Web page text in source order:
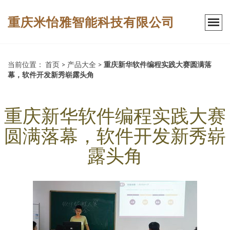
重庆米怡雅智能科技有限公司
当前位置： 首页 > 产品大全 > 重庆新华软件编程实践大赛圆满落
幕，软件开发新秀崭露头角
重庆新华软件编程实践大赛
圆满落幕，软件开发新秀崭
露头角